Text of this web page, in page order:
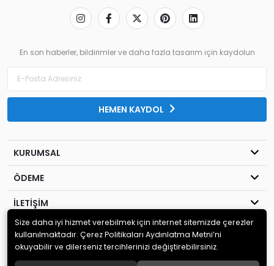
En son haberler, bildirimler ve daha fazla tasarım için kaydolun
HEMEN KAYDOL
KURUMSAL
ÖDEME
İLETİŞİM
© 2020MİLENYUM YAYINCILIK. Tüm hakları saklıdır.
Size daha iyi hizmet verebilmek için internet sitemizde çerezler
kullanılmaktadır. Çerez Politikaları Aydınlatma Metni’ni
okuyabilir ve dilerseniz tercihlerinizi değiştirebilirsiniz.